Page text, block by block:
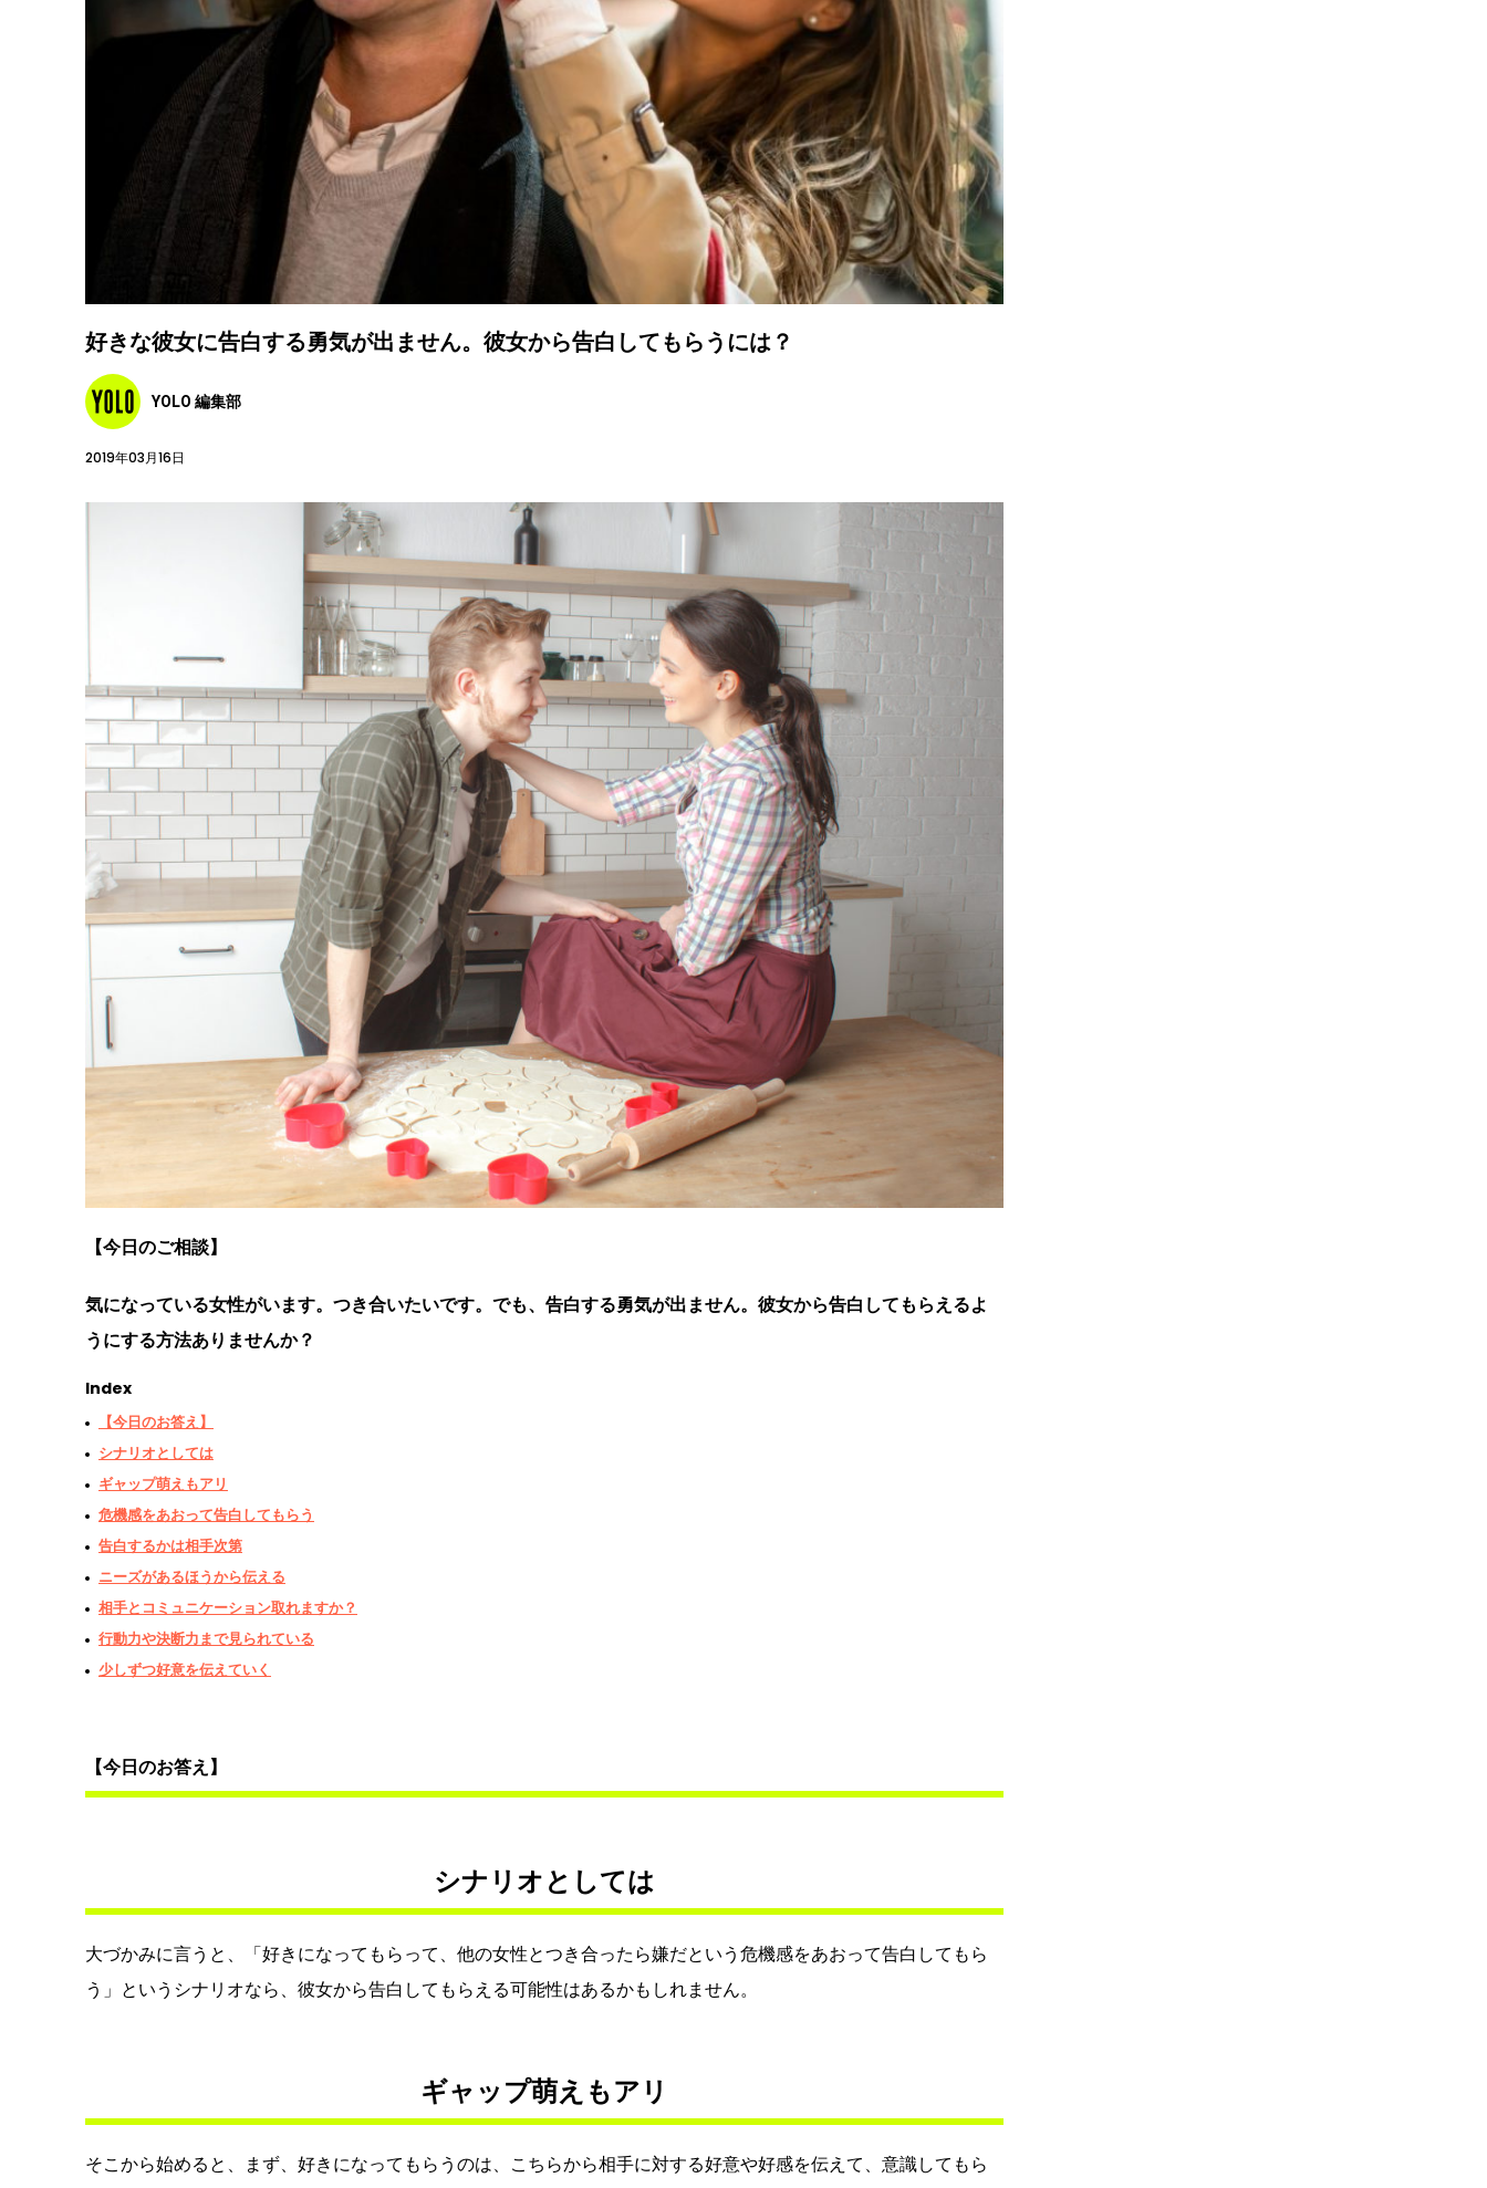
好きな彼女に告白する勇気が出ません。彼女から告白してもらうには？
YOLO 編集部
2019年03月16日
【今日のご相談】
気になっている女性がいます。つき合いたいです。でも、告白する勇気が出ません。彼女から告白してもらえるよ
うにする方法ありませんか？
Index
【今日のお答え】
シナリオとしては
ギャップ萌えもアリ
危機感をあおって告白してもらう
告白するかは相手次第
ニーズがあるほうから伝える
相手とコミュニケーション取れますか？
行動力や決断力まで見られている
少しずつ好意を伝えていく
【今日のお答え】
シナリオとしては
大づかみに言うと、「好きになってもらって、他の女性とつき合ったら嫌だという危機感をあおって告白してもら
う」というシナリオなら、彼女から告白してもらえる可能性はあるかもしれません。
ギャップ萌えもアリ
そこから始めると、まず、好きになってもらうのは、こちらから相手に対する好意や好感を伝えて、意識してもら